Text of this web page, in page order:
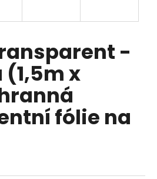
-
x
fólie na